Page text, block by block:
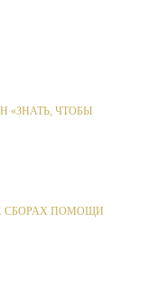
«ЗНАТЬ, ЧТОБЫ
СБОРАХ ПОМОЩИ